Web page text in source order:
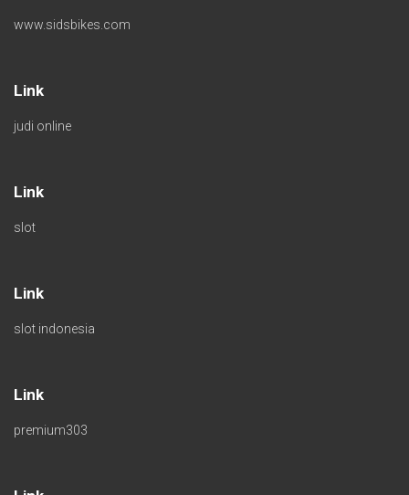
www.sidsbikes.com
Link
judi online
Link
slot
Link
slot indonesia
Link
premium303